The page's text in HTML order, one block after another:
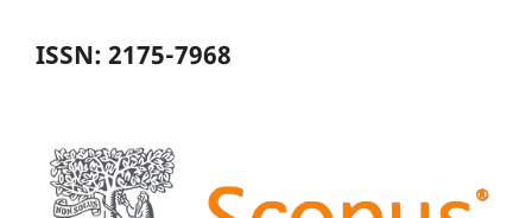
ISSN: 2175-7968